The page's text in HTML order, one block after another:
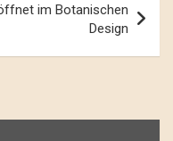
im Botanischen
Design